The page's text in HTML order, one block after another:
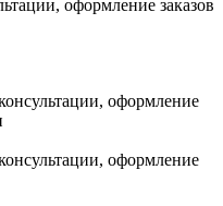
оформление заказов
оформление
оформление